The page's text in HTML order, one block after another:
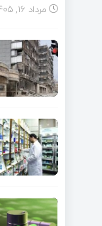
مرداد ۱۶, ۱۴۰۵